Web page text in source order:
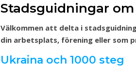
Stadsguidningar
Välkommen att delta i
din arbetsplats, förening eller som
Ukraina och 1000 steg